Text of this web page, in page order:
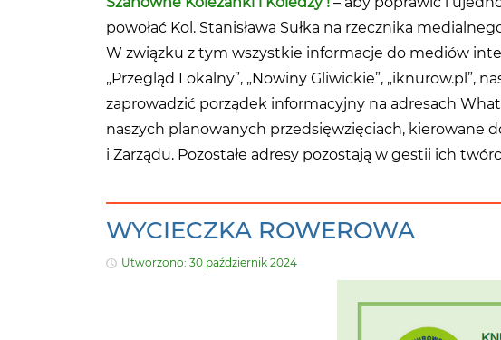
powołać Kol. Stanisława Sułka na rzecznika
W związku z tym wszystkie informacje do mediów
„Przegląd Lokalny”, „Nowiny Gliwickie”,
zaprowadzić porządek informacyjny na adresach
naszych planowanych przedsięwzięciach, kierowane
i Zarządu. Pozostałe adresy pozostają w gestii ich
WYCIECZKA ROWEROWA
Utworzono: 30 październik 2024